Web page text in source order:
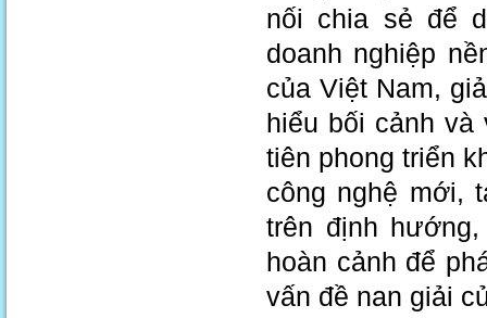
nối chia sẻ để
doanh nghiệp
của Việt Nam,
hiểu bối cảnh
tiên phong triển
công nghệ mới,
trên định
hoàn cảnh để
vấn đề nan giải